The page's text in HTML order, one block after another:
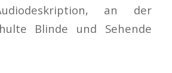
an der
Blinde und Sehende